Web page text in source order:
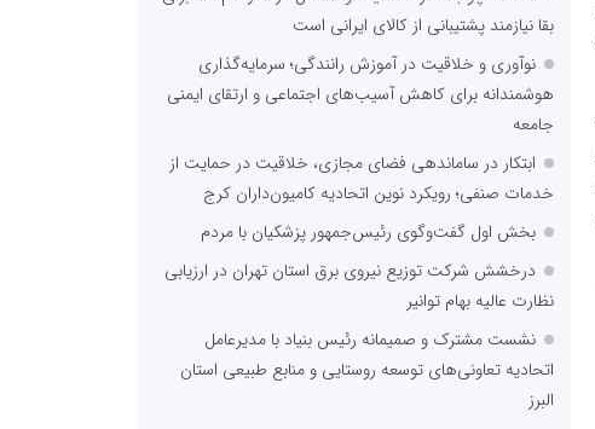
بقا نیازمند پشتیبانی از کالای ایرانی است
نوآوری و خلاقیت در آموزش رانندگی؛ سرمایه‌گذاری
هوشمندانه برای کاهش آسیب‌های اجتماعی و ارتقای ایمنی
جامعه
ابتکار در ساماندهی فضای مجازی، خلاقیت در حمایت از
خدمات صنفی؛ رویکرد نوین اتحادیه کامیون‌داران کرج
بخش اول گفت‌وگوی رئیس‌جمهور پزشکیان با مردم
درخشش شرکت توزیع نیروی برق استان تهران در ارزیابی
نظارت عالیه بهام توانیر
نشست مشترک و صمیمانه رئیس بنیاد با مدیرعامل
اتحادیه تعاونی‌های توسعه روستایی و منابع طبیعی استان
البرز